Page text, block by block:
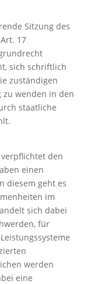
Sitzung des
17
sich schriftlich
zuständigen
zu wenden in den
staatliche
den
einen
diesem geht es
im
sich dabei
für
werden
eine